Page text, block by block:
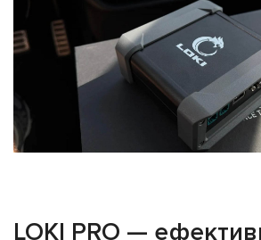
LOKI PRO —